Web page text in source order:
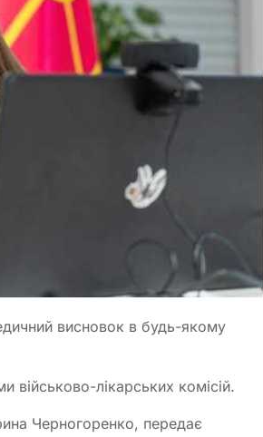
висновок в будь-якому
лікарських комісій.
Черногоренко, передає